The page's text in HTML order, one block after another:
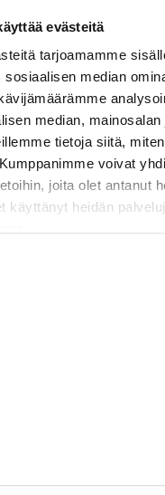
evästeitä
tarjoamamme
sosiaalisen median
median,
tietoja siitä,
voivat
joita olet antanut
käyttänyt heidän
Det får inte finnas
eller invasiva växter
för invasiva växter,
är i
separat sorterade
Det mottagna
används i
grenar är